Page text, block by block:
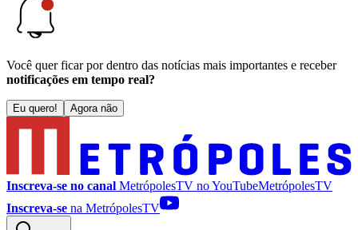
Você quer ficar por dentro das notícias mais importantes e receber
notificações em tempo real?
Eu quero! Agora não
Inscreva-se no canal MetrópolesTV noYouTubeMetrópolesTV
Inscreva-se na MetrópolesTV